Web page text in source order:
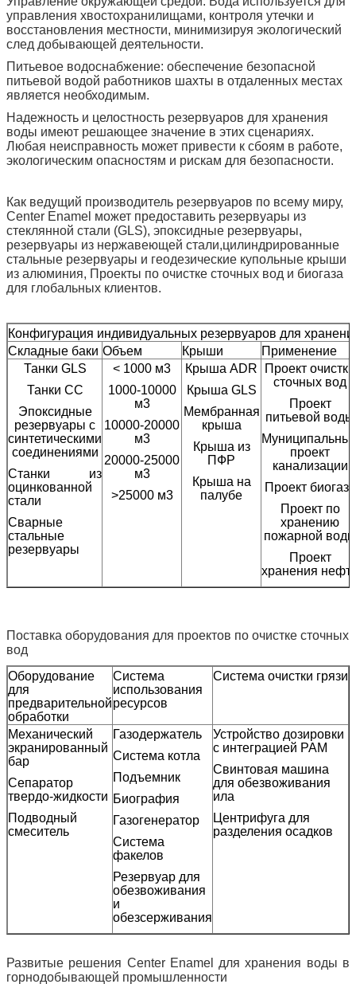
управления хвостохранилищами, контроля утечки и
восстановления местности, минимизируя экологический
след добывающей деятельности.
Питьевое водоснабжение: обеспечение безопасной
питьевой водой работников шахты в отдаленных местах
является необходимым.
Надежность и целостность резервуаров для хранения
воды имеют решающее значение в этих сценариях.
Любая неисправность может привести к сбоям в работе,
экологическим опасностям и рискам для безопасности.
Как ведущий производитель резервуаров по всему миру,
Center Enamel может предоставить резервуары из
стеклянной стали (GLS), эпоксидные резервуары,
резервуары из нержавеющей стали,цилиндрированные
стальные резервуары и геодезические купольные крыши
из алюминия, Проекты по очистке сточных вод и биогаза
для глобальных клиентов.
Конфигурация индивидуальных резервуаров для
Складные баки Объем Крыши
Применение
Танки GLS
Танки СС
Эпоксидные
резервуары с
синтетическими
соединениями
Станки из
оцинкованной
стали
Сварные
стальные
резервуары
< 1000 м3
1000-10000
м3
10000-20000
м3
20000-25000
м3
>25000 м3
Крыша ADR
Крыша GLS
Мембранная
крыша
Крыша из
ПФР
Крыша на
палубе
Проект очистки
сточных вод
Проект
питьевой воды
проект
канализации
Проект биогаза
Проект по
хранению
пожарной воды
Проект
хранения
Поставка оборудования для проектов по очистке сточных
вод
Оборудование
для
предварительной
обработки
Система
использования
ресурсов
Система очистки грязи
Механический
экранированный
бар
Сепаратор
твердо-жидкости
Подводный
смеситель
Газодержатель
Система котла
Подъемник
Биография
Газогенератор
Система
факелов
Резервуар для
обезвоживания
и
обезсерживания
Устройство дозировки
с интеграцией PAM
Свинтовая машина
для обезвоживания
ила
Центрифуга для
разделения осадков
Развитые решения Center Enamel для хранения воды в
горнодобывающей промышленности